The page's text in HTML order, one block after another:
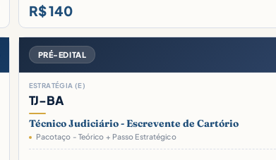
R$ 140
PRÉ-EDITAL
ESTRATÉGIA (E)
TJ-BA
Técnico Judiciário - Escrevente de Cartório
Pacotaço - Teórico + Passo Estratégico